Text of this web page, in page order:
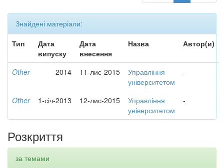
Знайдені матеріали:
Тип
Дата
випуску
Дата
внесення
Назва Автор(и)
Other 2014 11-лис-2015
Управління
університетом
-
Other 1-січ-2013 12-лис-2015
Управління
університетом
-
Розкриття
за темами